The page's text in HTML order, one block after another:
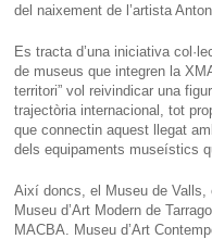
del naixement de l’artista
Es tracta d’una iniciativa
de museus que integren la
territori” vol reivindicar una
trajectòria internacional, tot
que connectin aquest llegat
dels equipaments museístics
Així doncs, el Museu de Valls,
Museu d’Art Modern de
MACBA. Museu d’Art